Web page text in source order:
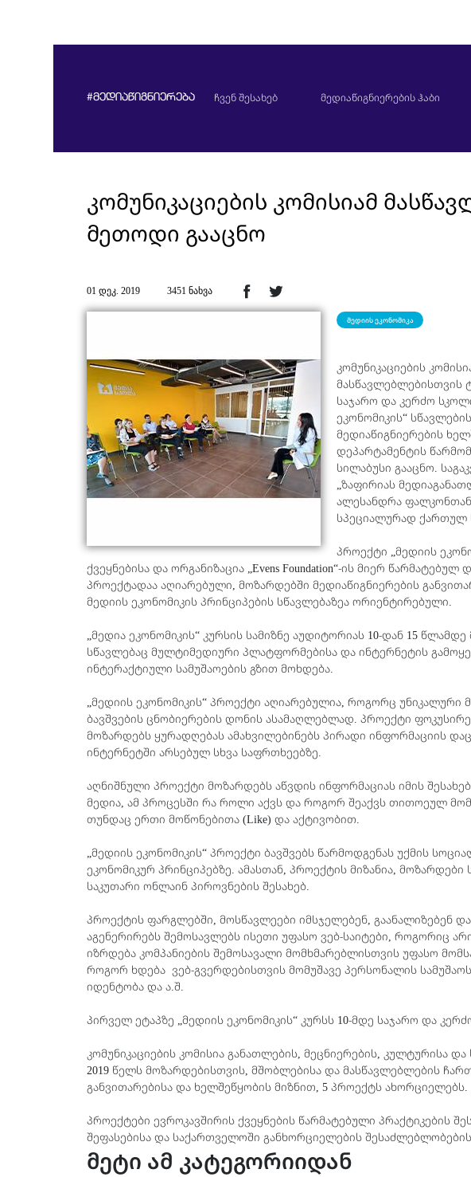
#მედიაწიგნიერება ჩვენ შესახებ მედიაწიგნიერების ჰაბი
კომუნიკაციების კომისიამ
მეთოდი გააცნო
01 დეკ. 2019 3451 ნახვა
მედიის ეკონომიკა
კომუნიკაციების
მასწავლებლებისთვის
საჯარო და კერძო
ეკონომიკის“
მედიაწიგნიერების
დეპარტამენტის
სილაბუსი გააცნო.
„ზაფირიას
ალესანდრა
სპეციალურად ქართულ
პროექტი „მედიის
ქვეყნებისა და ორგანიზაცია „Evens Foundation“-ის მიერ
პროექტადაა აღიარებული, მოზარდებში მედიაწიგნიერების
მედიის ეკონომიკის პრინციპების სწავლებაზეა ორიენტირებული.
„მედია ეკონომიკის“ კურსის სამიზნე აუდიტორიას 10-დან 15
სწავლებაც მულტიმედიური პლატფორმებისა და ინტერნეტის
ინტერაქტიული სამუშაოების გზით მოხდება.
„მედიის ეკონომიკის“ პროექტი აღიარებულია, როგორც უნიკალური
ბავშვების ცნობიერების დონის ასამაღლებლად. პროექტი
მოზარდებს ყურადღებას ამახვილებინებს პირადი ინფორმაციის
ინტერნეტში არსებულ სხვა საფრთხეებზე.
აღნიშნული პროექტი მოზარდებს აწვდის ინფორმაციას იმის
მედია, ამ პროცესში რა როლი აქვს და როგორ შეაქვს თითოეულ
თუნდაც ერთი მოწონებითა (Like) და აქტივობით.
„მედიის ეკონომიკის“ პროექტი ბავშვებს წარმოდგენას უქმის
ეკონომიკურ პრინციპებზე. ამასთან, პროექტის მიზანია,
საკუთარი ონლაინ პიროვნების შესახებ.
პროექტის ფარგლებში, მოსწავლეები იმსჯელებენ, გაანალიზებენ
აგენერირებს შემოსავლებს ისეთი უფასო ვებ-საიტები, როგორიც
იზრდება კომპანიების შემოსავალი მომხმარებლისთვის უფასო
როგორ ხდება ვებ-გვერდებისთვის მომუშავე პერსონალის
იდენტობა და ა.შ.
პირველ ეტაპზე „მედიის ეკონომიკის“ კურსს 10-მდე საჯარო და
კომუნიკაციების კომისია განათლების, მეცნიერების, კულტურისა
2019 წელს მოზარდებისთვის, მშობლებისა და მასწავლებლების
განვითარებისა და ხელშეწყობის მიზნით, 5 პროექტს ახორციელებს.
პროექტები ევროკავშირის ქვეყნების წარმატებული პრაქტიკების
შეფასებისა და საქართველოში განხორციელების
მეტი ამ კატეგორიიდან